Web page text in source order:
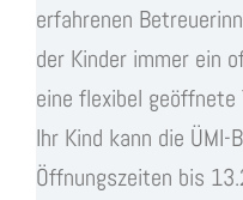
erfahrenen
der Kinder immer ein
eine flexibel geöffnete
Ihr Kind kann die
Öffnungszeiten bis